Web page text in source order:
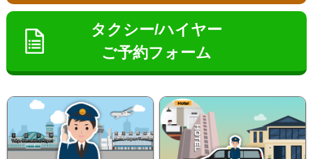
タクシー/ハイヤー
ご予約フォーム